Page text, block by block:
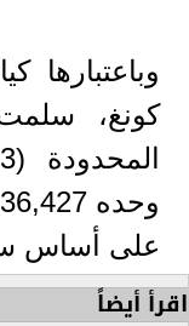
وباعتبارها
كونغ،
على أساس
اقرأ أيضاً